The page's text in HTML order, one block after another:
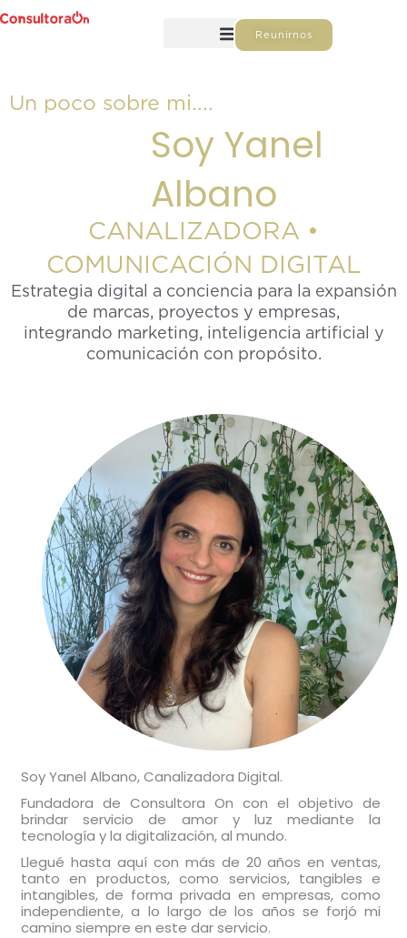
Ir
Reunirnos
Un poco sobre mi....
Soy Yanel
Albano
CANALIZADORA •
COMUNICACIÓN DIGITAL
Estrategia digital a conciencia para la expansión
de marcas, proyectos y empresas,
integrando marketing, inteligencia artificial y
comunicación con propósito.
Soy Yanel Albano, Canalizadora Digital.
Fundadora de Consultora On con el objetivo de
brindar servicio de amor y luz mediante la
tecnología y la digitalización, al mundo.
Llegué hasta aquí con más de 20 años en ventas,
tanto en productos, como servicios, tangibles e
intangibles, de forma privada en empresas, como
independiente, a lo largo de los años se forjó mi
camino siempre en este dar servicio.